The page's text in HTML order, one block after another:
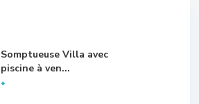
Somptueuse Villa avec
piscine à ven...
*